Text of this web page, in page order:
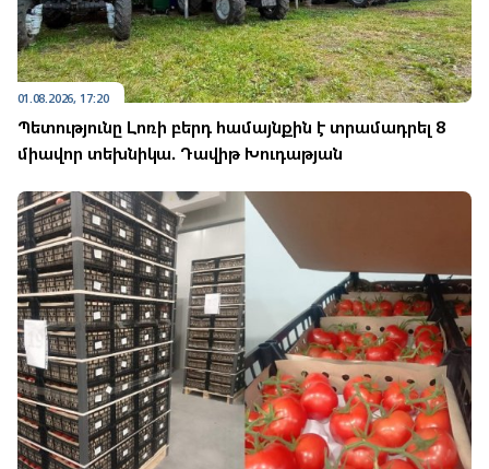
01.08.2026, 17:20
Պետությունը Լոռի բերդ համայնքին է տրամադրել 8
միավոր տեխնիկա. Դավիթ Խուդաթյան